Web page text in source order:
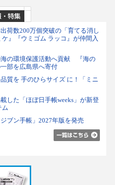
荷数200万個突破の「育てる消し
』『ウミゴム ラッコ』が仲間入
の環境保護活動へ貢献 『海の
部を広島県へ寄付
質を 手のひらサイズ に！「ミニ
した「ほぼ日手帳weeks」が新登
ム
ブン手帳」2027年版を発売